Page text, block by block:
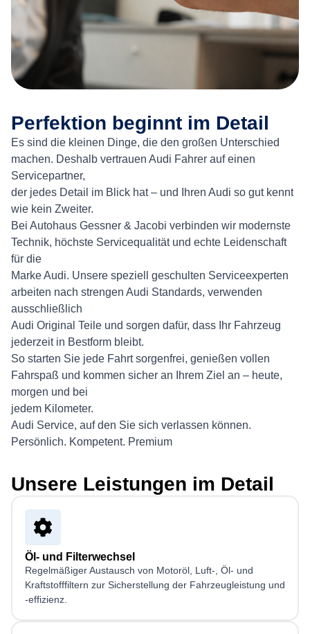
Perfektion beginnt im Detail
Es sind die kleinen Dinge, die den großen Unterschied
machen. Deshalb vertrauen Audi Fahrer auf einen
Servicepartner,
der jedes Detail im Blick hat – und Ihren Audi so gut kennt
wie kein Zweiter.
Bei Autohaus Gessner & Jacobi verbinden wir modernste
Technik, höchste Servicequalität und echte Leidenschaft
für die
Marke Audi. Unsere speziell geschulten Serviceexperten
arbeiten nach strengen Audi Standards, verwenden
ausschließlich
Audi Original Teile und sorgen dafür, dass Ihr Fahrzeug
jederzeit in Bestform bleibt.
So starten Sie jede Fahrt sorgenfrei, genießen vollen
Fahrspaß und kommen sicher an Ihrem Ziel an – heute,
morgen und bei
jedem Kilometer.
Audi Service, auf den Sie sich verlassen können.
Persönlich. Kompetent. Premium
Unsere Leistungen im Detail
Öl- und Filterwechsel
Regelmäßiger Austausch von Motoröl, Luft-, Öl- und
Kraftstofffiltern zur Sicherstellung der Fahrzeugleistung und
-effizienz.